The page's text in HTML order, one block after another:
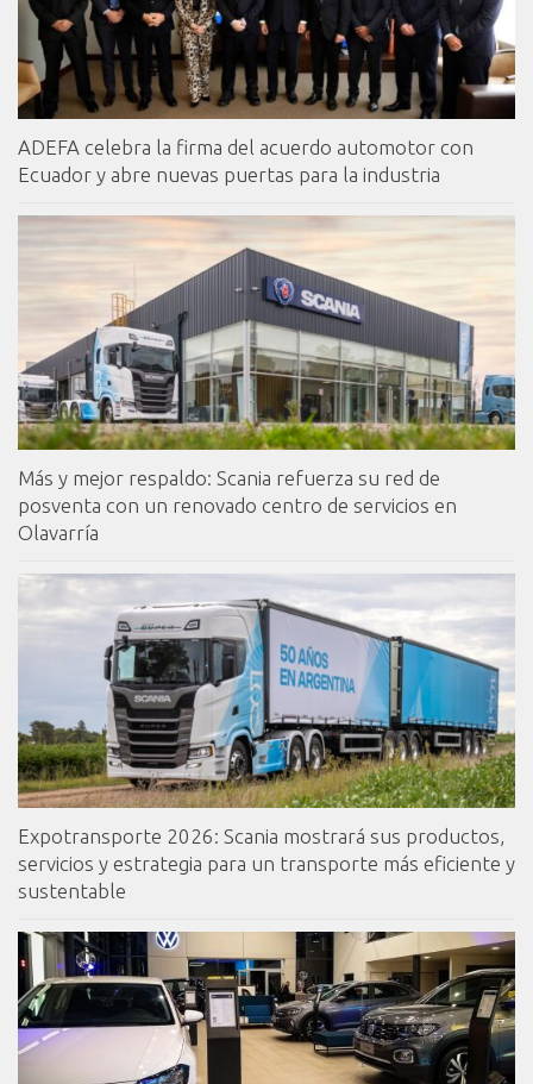
ADEFA celebra la firma del acuerdo automotor con
Ecuador y abre nuevas puertas para la industria
Más y mejor respaldo: Scania refuerza su red de
posventa con un renovado centro de servicios en
Olavarría
Expotransporte 2026: Scania mostrará sus productos,
servicios y estrategia para un transporte más eficiente y
sustentable